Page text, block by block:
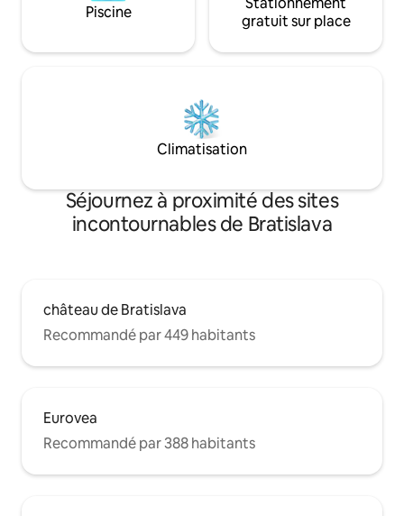
Piscine
gratuit sur place
Climatisation
Séjournez à proximité des sites
incontournables de Bratislava
château de Bratislava
Recommandé par 449 habitants
Eurovea
Recommandé par 388 habitants